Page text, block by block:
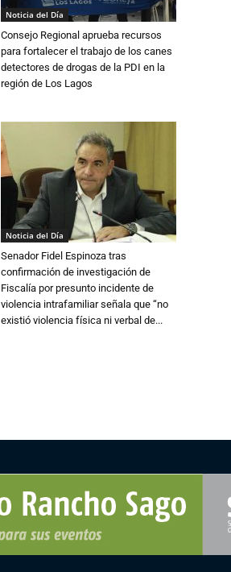
Noticia del Día
Consejo Regional aprueba recursos
para fortalecer el trabajo de los canes
detectores de drogas de la PDI en la
región de Los Lagos
Noticia del Día
Senador Fidel Espinoza tras
confirmación de investigación de
Fiscalía por presunto incidente de
violencia intrafamiliar señala que “no
existió violencia física ni verbal de...